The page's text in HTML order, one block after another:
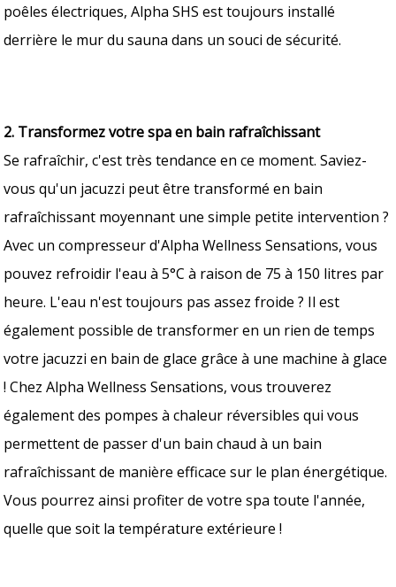
poêles électriques, Alpha SHS est toujours installé
derrière le mur du sauna dans un souci de sécurité.
2. Transformez votre spa en bain rafraîchissant
Se rafraîchir, c'est très tendance en ce moment. Saviez-
vous qu'un jacuzzi peut être transformé en bain
rafraîchissant moyennant une simple petite intervention ?
Avec un compresseur d'Alpha Wellness Sensations, vous
pouvez refroidir l'eau à 5°C à raison de 75 à 150 litres par
heure. L'eau n'est toujours pas assez froide ? Il est
également possible de transformer en un rien de temps
votre jacuzzi en bain de glace grâce à une machine à glace
! Chez Alpha Wellness Sensations, vous trouverez
également des pompes à chaleur réversibles qui vous
permettent de passer d'un bain chaud à un bain
rafraîchissant de manière efficace sur le plan énergétique.
Vous pourrez ainsi profiter de votre spa toute l'année,
quelle que soit la température extérieure !